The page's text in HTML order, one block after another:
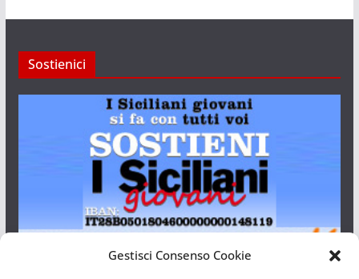
Gestisci Consenso Cookie
Sostienici